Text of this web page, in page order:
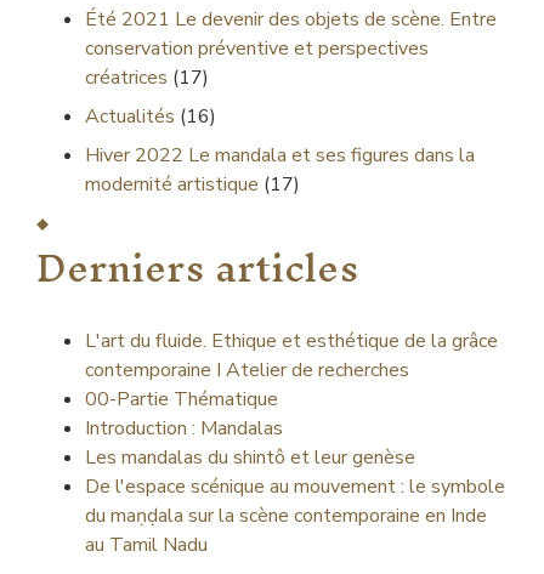
Été 2021 Le devenir des objets de scène. Entre
conservation préventive et perspectives
créatrices (17)
Actualités (16)
Hiver 2022 Le mandala et ses figures dans la
modernité artistique (17)
Derniers articles
L'art du fluide. Ethique et esthétique de la grâce
contemporaine I Atelier de recherches
00-Partie Thématique
Introduction : Mandalas
Les mandalas du shintô et leur genèse
De l'espace scénique au mouvement : le symbole
du maṇḍala sur la scène contemporaine en Inde
au Tamil Nadu